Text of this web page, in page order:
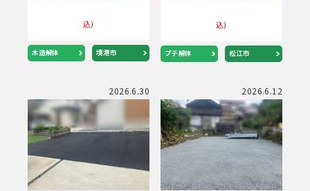
込)
木造解体 境港市
込)
プチ解体 松江市
2026.6.30 2026.6.12